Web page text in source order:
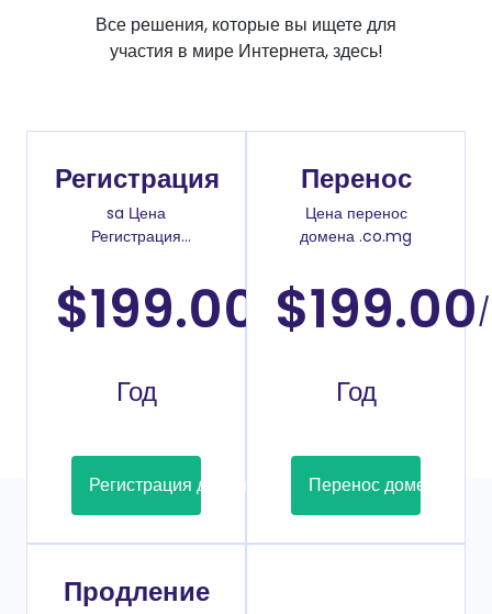
Все решения, которые вы ищете для
участия в мире Интернета, здесь!
Регистрация
sa Цена
Регистрация
$199.00
Год
Регистрация домена
Перенос
Цена перенос
домена .co.mg
$199.00/
Год
Перенос домена
Продление